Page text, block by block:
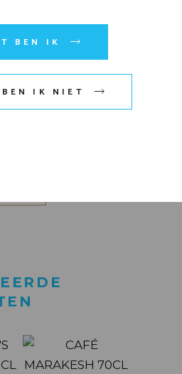
BEN IK
IK NIET
e-mail en site
browser voor